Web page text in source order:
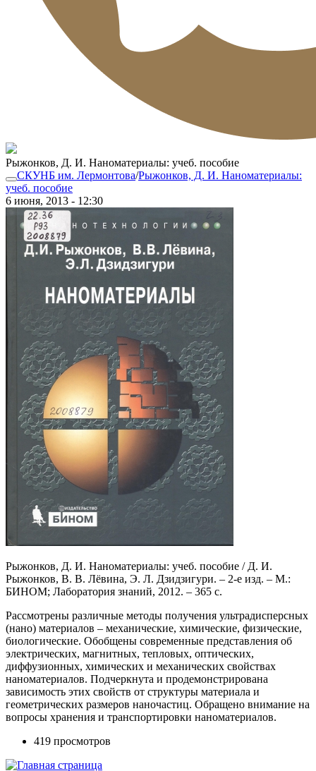
Рыжонков, Д. И. Наноматериалы: учеб. пособие
СКУНБ им. Лермонтова/Рыжонков, Д. И. Наноматериалы:
учеб. пособие
6 июня, 2013 - 12:30
Рыжонков, Д. И. Наноматериалы: учеб. пособие / Д. И.
Рыжонков, В. В. Лёвина, Э. Л. Дзидзигури. – 2-е изд. – М.:
БИНОМ; Лаборатория знаний, 2012. – 365 с.
Рассмотрены различные методы получения ультрадисперсных
(нано) материалов – механические, химические, физические,
биологические. Обобщены современные представления об
электрических, магнитных, тепловых, оптических,
диффузионных, химических и механических свойствах
наноматериалов. Подчеркнута и продемонстрирована
зависимость этих свойств от структуры материала и
геометрических размеров наночастиц. Обращено внимание на
вопросы хранения и транспортировки наноматериалов.
419 просмотров